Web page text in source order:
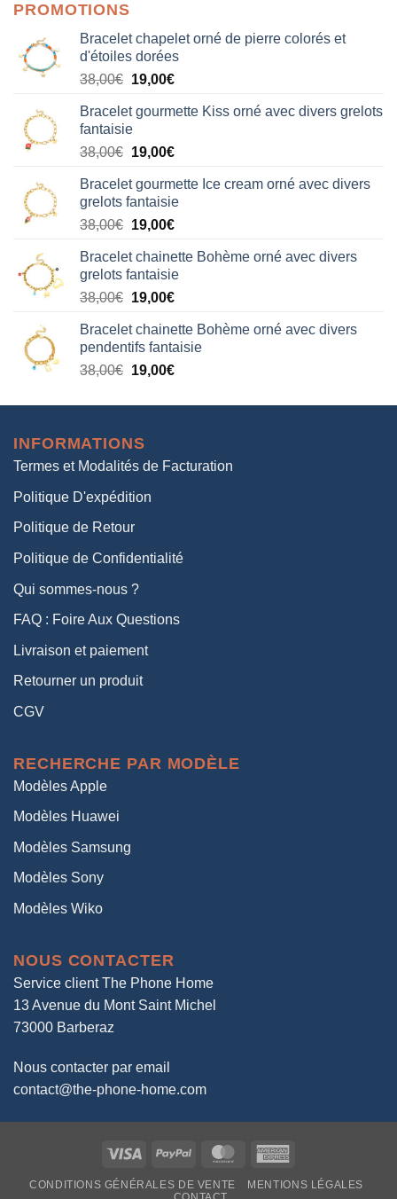
PROMOTIONS
Bracelet chapelet orné de pierre colorés et
d'étoiles dorées
38,00€ Le
initial
était :
38,00€.
19,00€Le
actuel
19,00€.
Bracelet gourmette Kiss orné avec divers grelots
fantaisie
38,00€ Le
initial
était :
38,00€.
19,00€Le
actuel
est :
19,00€.
Bracelet gourmette Ice cream orné avec divers
grelots fantaisie
38,00€ Le
initial
était :
38,00€.
19,00€Le
actuel
est :
19,00€.
Bracelet chainette Bohème orné avec divers
grelots fantaisie
38,00€ Le
initial
était :
38,00€.
19,00€Le
actuel
est :
19,00€.
Bracelet chainette Bohème orné avec divers
pendentifs fantaisie
38,00€ Le
initial
38,00€.
19,00€Le
actuel
INFORMATIONS
Termes et Modalités de Facturation
Politique D'expédition
Politique de Retour
Politique de Confidentialité
Qui sommes-nous ?
FAQ : Foire Aux Questions
Livraison et paiement
Retourner un produit
CGV
RECHERCHE PAR MODÈLE
Modèles Apple
Modèles Huawei
Modèles Samsung
Modèles Sony
Modèles Wiko
NOUS CONTACTER
Service client The Phone Home
13 Avenue du Mont Saint Michel
73000 Barberaz
Nous contacter par email
contact@the-phone-home.com
Visa PayPal MasterCard
CONDITIONS GÉNÉRALES DE VENTE
MENTIONS LÉGALES